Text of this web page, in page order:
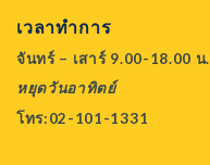
เวลาทำการ
จันทร์ – เสาร์ 9.00-18.00 น.
หยุดวันอาทิตย์
โทร:02-101-1331